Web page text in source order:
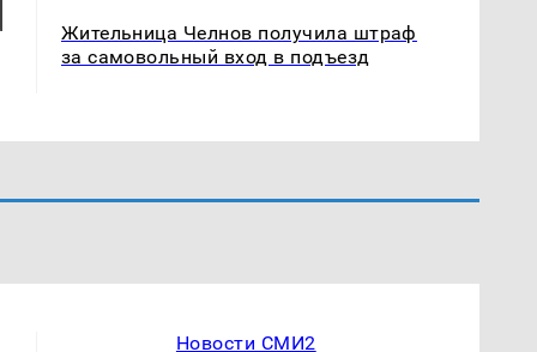
Жительница Челнов получила штраф
за самовольный вход в подъезд
Новости СМИ2